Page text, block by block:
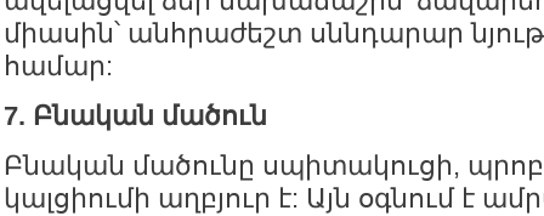
միասին՝ անհրաժեշտ սննդարար
համար:
7. Բնական մածուն
Բնական մածունը սպիտակուցի,
կալցիումի աղբյուր է: Այն օգնում է